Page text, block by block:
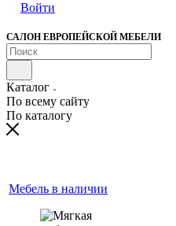
Войти
САЛОН ЕВРОПЕЙСКОЙ МЕБЕЛИ
Каталог
По всему сайту
По каталогу
Мебель в наличии